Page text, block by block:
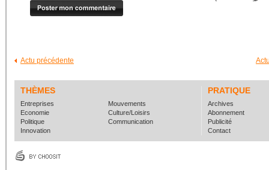
Actu précédente
THÈMES PRATIQUE
Entreprises
Economie
Politique
Innovation
Mouvements
Culture/Loisirs
Communication
Archives
Abonnement
Publicité
Contact